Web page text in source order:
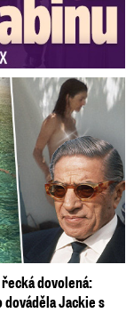
...
svobody:
Koťátko
dovolená:
dováděla Jackie s